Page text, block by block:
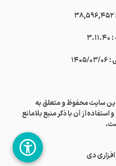
06
سایت محفوظ و متعلق به
از آن با ذکر منبع بلامانع
دی